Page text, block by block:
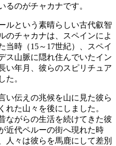
るのがチャカナです。
ルという素晴らしい古代叡智
のチャカナは、スペインによ
当時（15～17世紀）、スペイ
ス山脈に隠れ住んでいたイン
い年月、彼らのスピリチュア
た。
い伝えの兆候を山に見た彼ら
れた山々を後にしました。
ながらの生活を続けてきた彼
近代ペルーの街へ現れた時
人々は彼らを馬鹿にして差別